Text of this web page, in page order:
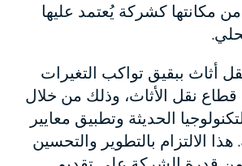
مكانتها كشركة يُعتمد عليها
أثاث ببقيق تواكب التغيرات
نقل الأثاث، وذلك من خلال
الحديثة وتطبيق معايير
هذا الالتزام بالتطوير والتحسين